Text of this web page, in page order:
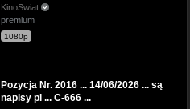
KinoSwiat
premium
1080p
Pozycja Nr. 2016 ... 14/06/2026 ... są
napisy pl ... C-666 ...